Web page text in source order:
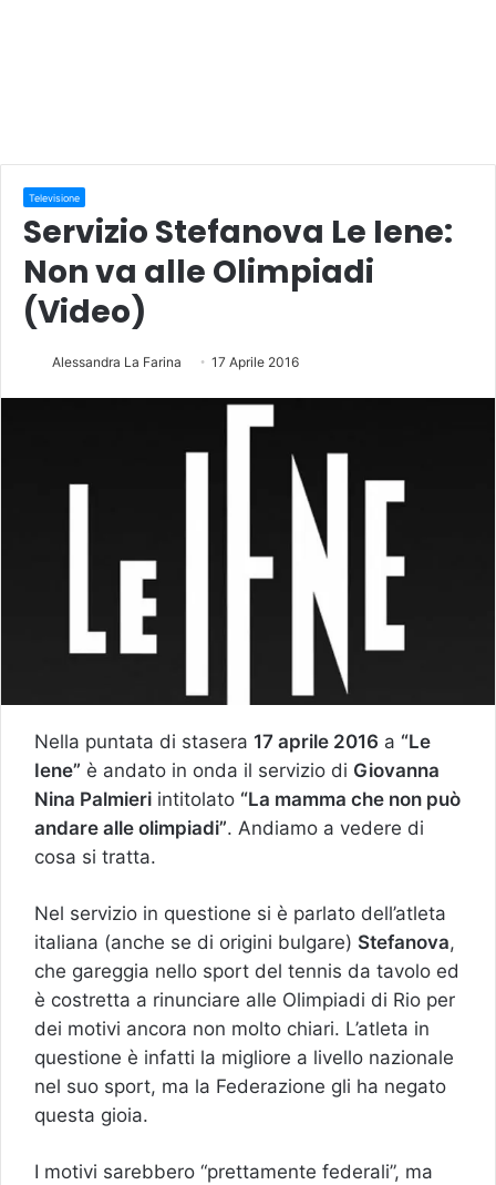
Televisione
Servizio Stefanova Le Iene:
Non va alle Olimpiadi
(Video)
Alessandra La Farina 17 Aprile 2016
Nella puntata di stasera 17 aprile 2016 a “Le
Iene” è andato in onda il servizio di Giovanna
Nina Palmieri intitolato “La mamma che non può
andare alle olimpiadi”. Andiamo a vedere di
cosa si tratta.
Nel servizio in questione si è parlato dell’atleta
italiana (anche se di origini bulgare) Stefanova,
che gareggia nello sport del tennis da tavolo ed
è costretta a rinunciare alle Olimpiadi di Rio per
dei motivi ancora non molto chiari. L’atleta in
questione è infatti la migliore a livello nazionale
nel suo sport, ma la Federazione gli ha negato
questa gioia.
I motivi sarebbero “prettamente federali”, ma